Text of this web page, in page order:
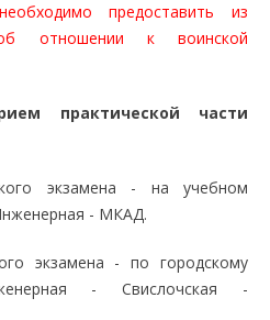
предоставить из
отношении к воинской
практической части
экзамена - на учебном
- МКАД.
экзамена - по городскому
- Свислочская -